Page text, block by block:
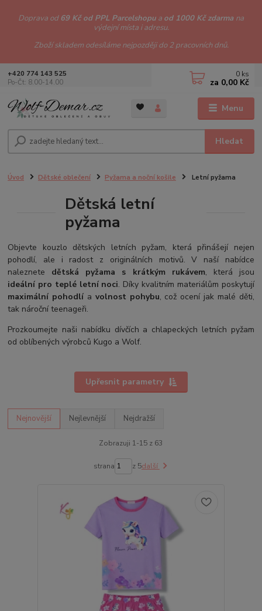
Doprava od69 Kč od PPL Parcelshopu a od 1000 Kč zdarma na
výdejní místa i adresu.
Zboží skladem odesíláme nejpozději do 2 pracovních dnů.
Menu
Hledat
+420 774 143 525
Po-Čt: 8.00-14.00
0 ks
za 0,00 Kč
Úvod Dětské oblečení Pyžama a noční košile Letní pyžama
Dětská letní
pyžama
Objevte kouzlo dětských letních pyžam, která přinášejí nejen
pohodlí, ale i radost z originálních motivů. V naší nabídce
naleznete dětská pyžama s krátkým rukávem, která jsou
ideální pro teplé letní noci. Díky kvalitním materiálům poskytují
maximální pohodlía volnost pohybu, což ocení jak malé děti,
tak nároční teenageři.
Prozkoumejte naši nabídku dívčích a chlapeckých letních pyžam
od oblíbených výrobců Kugo a Wolf.
Upřesnit parametry
Nejnovější Nejlevnější Nejdražší
Zobrazuji 1-15 z 63
strana z 5další